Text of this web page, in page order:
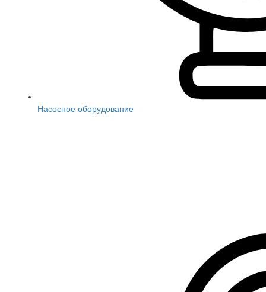
Насосное оборудование